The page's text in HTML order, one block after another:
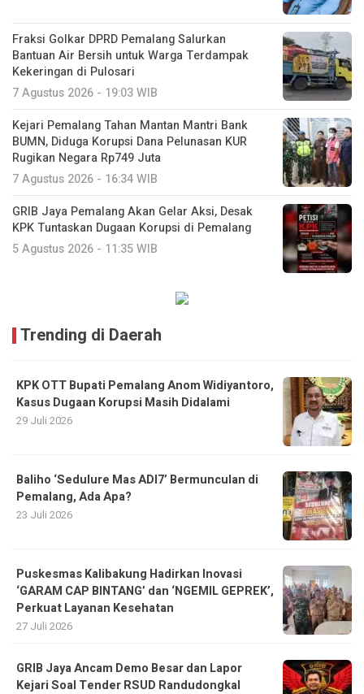
Fraksi Golkar DPRD Pemalang Salurkan
Bantuan Air Bersih untuk Warga Terdampak
Kekeringan di Pulosari
7 Agustus 2026 - 19:03 WIB
Kejari Pemalang Tahan Mantan Mantri Bank
BUMN, Diduga Korupsi Dana Pelunasan KUR
Rugikan Negara Rp749 Juta
7 Agustus 2026 - 16:34 WIB
GRIB Jaya Pemalang Akan Gelar Aksi, Desak
KPK Tuntaskan Dugaan Korupsi di Pemalang
5 Agustus 2026 - 11:35 WIB
Trending di Daerah
KPK OTT Bupati Pemalang Anom Widiyantoro,
Kasus Dugaan Korupsi Masih Didalami
29 Juli 2026
Baliho ‘Sedulure Mas ADI7’ Bermunculan di
Pemalang, Ada Apa?
23 Juli 2026
Puskesmas Kalibakung Hadirkan Inovasi
‘GARAM CAP BINTANG’ dan ‘NGEMIL GEPREK’,
Perkuat Layanan Kesehatan
27 Juli 2026
GRIB Jaya Ancam Demo Besar dan Lapor
Kejari Soal Tender RSUD Randudongkal